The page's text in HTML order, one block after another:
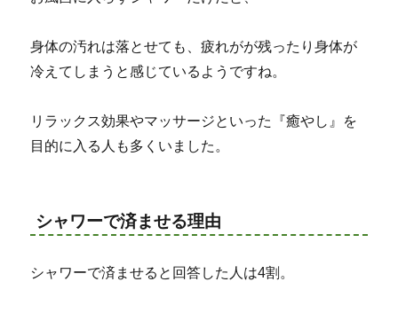
身体の汚れは落とせても、疲れがが残ったり身体が
冷えてしまうと感じているようですね。
リラックス効果やマッサージといった『癒やし』を
目的に入る人も多くいました。
シャワーで済ませる理由
シャワーで済ませると回答した人は4割。